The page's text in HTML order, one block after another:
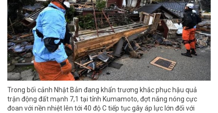
Trong bối cảnh Nhật Bản đang khẩn trương khắc phục hậu quả
trận động đất mạnh 7,1 tại tỉnh Kumamoto, đợt nắng nóng cực
đoan với nền nhiệt lên tới 40 độ C tiếp tục gây áp lực lớn đối với